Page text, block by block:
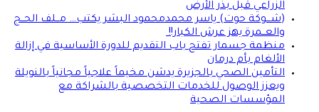
الزراعي قبل بذر الأرض
(شـــوكة حوت) ياسر محمدمحمود البشر يكتب… مــلف الحــج
والعــمرة يهز عرش الكبار!!
منظمة جسمار تفتح باب التقديم للدورة الأساسية في إزالة
الألغام بأم درمان
التأمين الصحي بالجزيرة يدشن مخيماً علاجياً مجانياً بالنويلة
ويعزز الوصول للخدمات التخصصية بالشراكة مع
المؤسسات الصحية